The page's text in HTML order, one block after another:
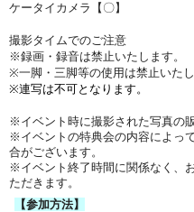
ケータイカメラ【〇】
撮影タイムでのご注意
※録画・録音は禁止いたします。
※一脚・三脚等の使用は禁止いたし
※連写は不可となります。
※イベント時に撮影された写真の
※イベントの特典会の内容によっ
合がございます。
※イベント終了時間に関係なく、
ただきます。
【参加方法】